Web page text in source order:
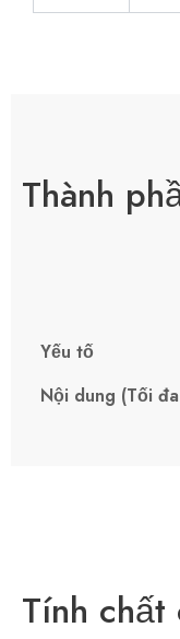
Thành
Yếu tố
Nội dung (Tối
Tính chất